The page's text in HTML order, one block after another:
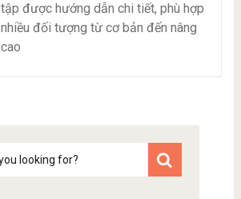
tập được hướng dẫn chi tiết, phù hợp
nhiều đối tượng từ cơ bản đến nâng
cao